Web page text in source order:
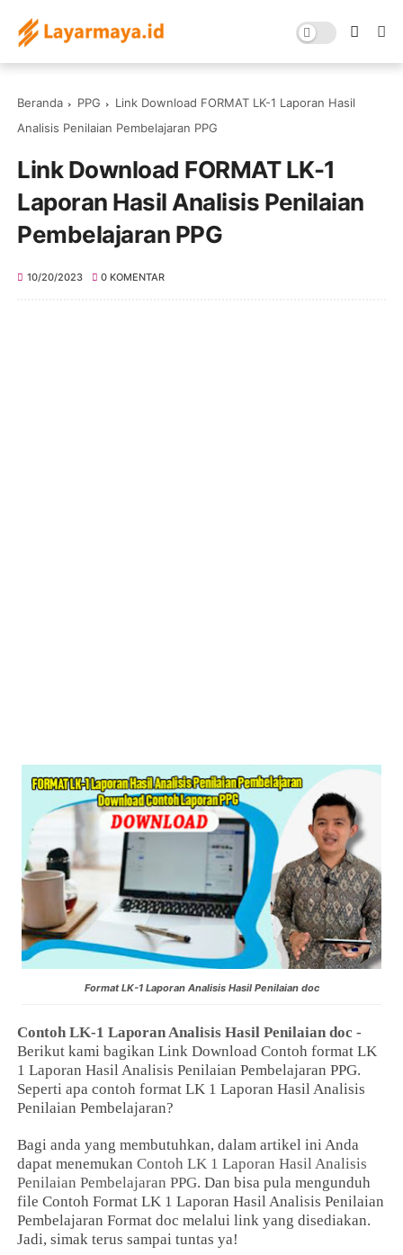
Beranda PPG
Link Download FORMAT LK-1 Laporan Hasil
Analisis Penilaian Pembelajaran PPG
Link Download FORMAT LK-1
Laporan Hasil Analisis Penilaian
Pembelajaran PPG
10/20/2023 0 KOMENTAR
Format LK-1 Laporan Analisis Hasil Penilaian doc
Contoh LK-1 Laporan Analisis Hasil Penilaian doc -
Berikut kami bagikan Link Download Contoh format LK
1 Laporan Hasil Analisis Penilaian Pembelajaran PPG.
Seperti apa contoh format LK 1 Laporan Hasil Analisis
Penilaian Pembelajaran?
Bagi anda yang membutuhkan, dalam artikel ini Anda
dapat menemukanContoh LK 1 Laporan Hasil Analisis
Penilaian Pembelajaran PPG. Dan bisa pula mengunduh
file Contoh Format LK 1 Laporan Hasil Analisis Penilaian
Pembelajaran Format doc melalui link yang disediakan.
Jadi, simak terus sampai tuntas ya!